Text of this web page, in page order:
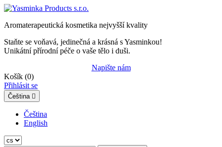
Aromaterapeutická kosmetika nejvyšší kvality
Staňte se voňavá, jedinečná a krásná s Yasminkou!
Unikátní přírodní péče o vaše tělo i duši.
Napište nám
Košík (0)
Přihlásit se
Čeština 
Čeština
English